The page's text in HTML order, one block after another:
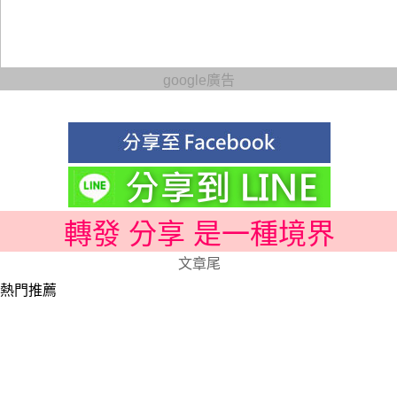
google廣告
轉發 分享 是一種境界
文章尾
熱門推薦